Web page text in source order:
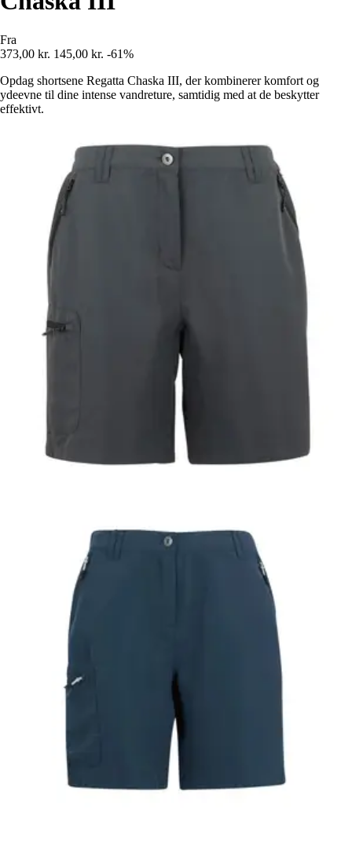
Fra
373,00 kr. 145,00 kr. -61%
Opdag shortsene Regatta Chaska III, der kombinerer komfort og
ydeevne til dine intense vandreture, samtidig med at de beskytter
effektivt.